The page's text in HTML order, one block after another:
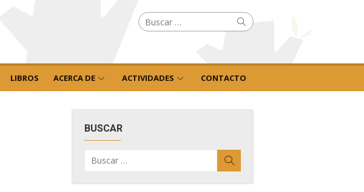
Buscar
por: Buscar
LIBROS ACERCA DE ACTIVIDADES CONTACTO
BUSCAR
por: